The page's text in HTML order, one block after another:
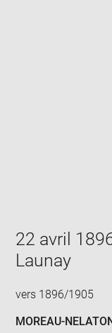
22 avril
Launay
vers 1896/1905
MOREAU-